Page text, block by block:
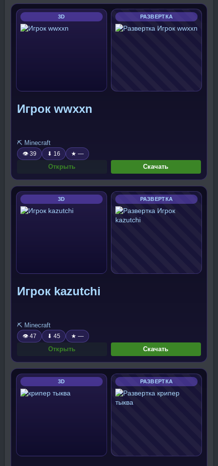
3D РАЗВЕРТКА
Игрок wwxxn
⛏️ Minecraft
👁 39 ⬇ 16 ★ —
Открыть Скачать
3D РАЗВЕРТКА
Игрок kazutchi
⛏️ Minecraft
👁 47 ⬇ 45 ★ —
Открыть Скачать
3D РАЗВЕРТКА